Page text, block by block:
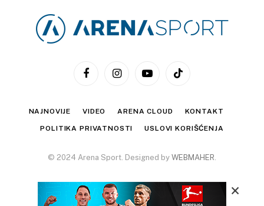
FacebookInstagramYouTubeTikTok
NAJNOVIJE VIDEO ARENA CLOUD KONTAKT
POLITIKA PRIVATNOSTI USLOVI KORIŠĆENJA
© 2024 Arena Sport. Designed by WEBMAHER.
×